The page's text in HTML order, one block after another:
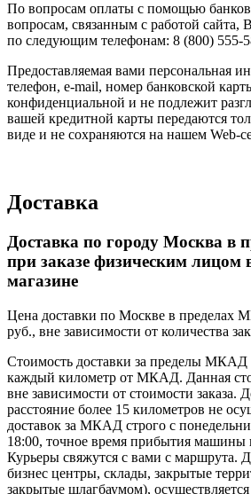
По вопросам оплаты с помощью
вопросам, связанным с работой сайта,
по следующим телефонам: 8 (800) 555-
Предоставляемая вами персональная
телефон, e-mail, номер банковской
конфиденциальной и не подлежит
вашей кредитной карты передаются
виде и не сохраняются на нашем Web-
Доставка
Доставка по городу Москва в
при заказе физическим лицом
магазине
Цена доставки по Москве в пределах
руб., вне зависимости от количества
Стоимость доставки за пределы МКАД
каждый километр от МКАД. Данная
вне зависимости от стоимости
расстояние более 15 километров не
доставок за МКАД строго с
18:00, точное время прибытия машины
Курьеры свяжутся с вами с маршрута.
бизнес центры, склады, закрытые
закрытые шлагбаумом), осуществляется